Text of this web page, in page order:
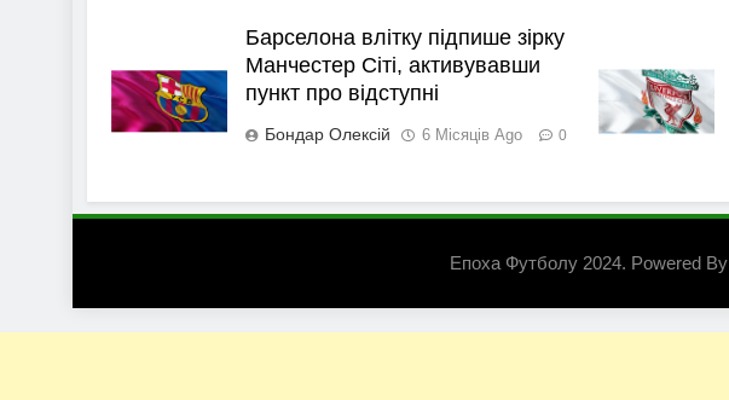
Барселона влітку підпише зірку
Манчестер Сіті, активувавши
пункт про відступні
Бондар Олексій 6 Місяців Ago 0
Епоха Футболу 2024. Powered By